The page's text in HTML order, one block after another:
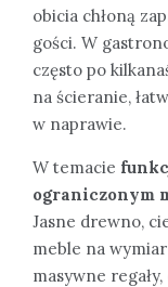
obicia chłoną
gości. W
często po
na ścieranie,
w naprawie.
W temacie
ograniczonym
Jasne drewno,
meble na
masywne